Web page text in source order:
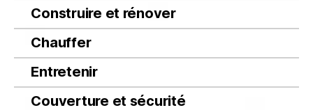
Construire et rénover
Chauffer
Entretenir
Couverture et sécurité